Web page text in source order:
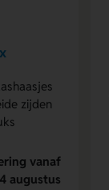
zijden
vanaf
augustus